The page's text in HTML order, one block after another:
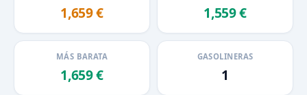
1,659 € 1,559 €
MÁS BARATA
1,659 €
GASOLINERAS
1